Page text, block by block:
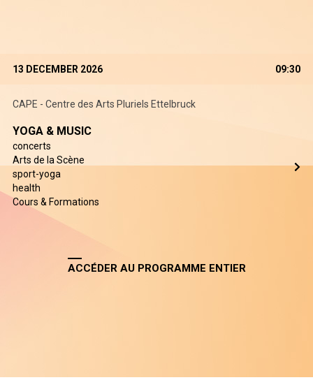
13 DECEMBER 2026 09:30
CAPE - Centre des Arts Pluriels Ettelbruck
YOGA & MUSIC
concerts
Arts de la Scène
sport-yoga
health
Cours & Formations
ACCÉDER AU PROGRAMME ENTIER